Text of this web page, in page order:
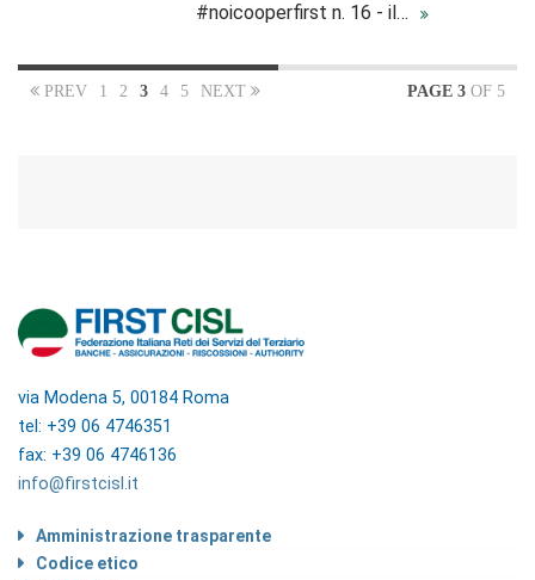
#noicooperfirst n. 16 - il…
PREV 1 2 3 4 5 NEXT PAGE 3 OF 5
via Modena 5, 00184 Roma
tel: +39 06 4746351
fax: +39 06 4746136
info@firstcisl.it
Amministrazione trasparente
Codice etico